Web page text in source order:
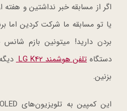
اگر از مسابقه خبر نداشتین و
یا تو مسابقه ما شرکت کردین اما
بردن دارید! میتونین بازم
دستگاه تلفن هوشمند LG K42
بزنین.